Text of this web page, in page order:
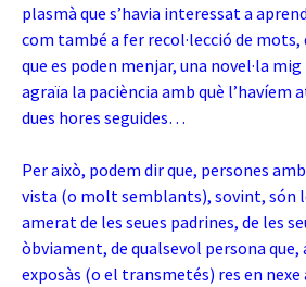
plasmà que s’havia interessat a
com també a fer recol·lecció de mots,
que es poden menjar, una novel·la
agraïa la paciència amb què l’havíem
dues hores seguides…
Per això, podem dir que, persones
vista (o molt semblants), sovint, són
amerat de les seues padrines, de les
òbviament, de qualsevol persona
exposàs (o el transmetés) res en